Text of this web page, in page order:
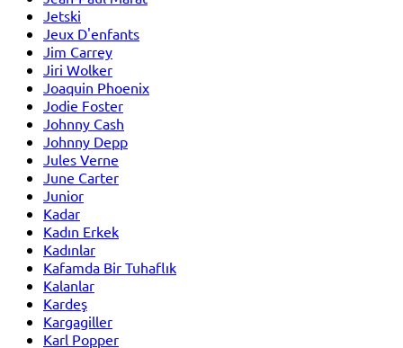
Jetski
Jeux D'enfants
Jim Carrey
Jiri Wolker
Joaquin Phoenix
Jodie Foster
Johnny Cash
Johnny Depp
Jules Verne
June Carter
Junior
Kadar
Kadın Erkek
Kadınlar
Kafamda Bir Tuhaflık
Kalanlar
Kardeş
Kargagiller
Karl Popper